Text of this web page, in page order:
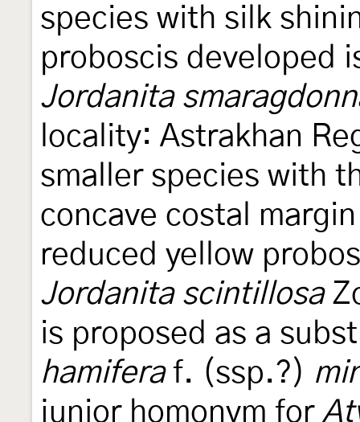
species with silk
proboscis developed
Jordanita
locality: Astrakhan
smaller species with
concave costal
reduced yellow
Jordanita scintillosa
is proposed as a
hamiferaf. (ssp.?)
junior homonym for